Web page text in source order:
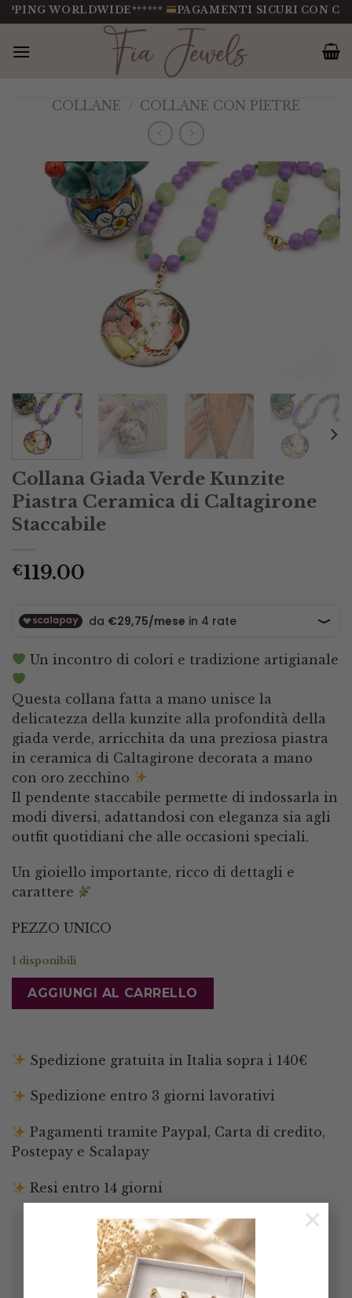
×
Salta
al
contenuto
WORLDWIDE****** PAGAMENTI SICURI CON
COLLANE / COLLANE CON PIETRE
Collana Giada Verde Kunzite
Piastra Ceramica di Caltagirone
Staccabile
€119.00
Un incontro di colori e tradizione artigianale
Questa collana fatta a mano unisce la
delicatezza della kunzite alla profondità della
giada verde, arricchita da una preziosa piastra
in ceramica di Caltagirone decorata a mano
con oro zecchino
Il pendente staccabile permette di indossarla in
modi diversi, adattandosi con eleganza sia agli
outfit quotidiani che alle occasioni speciali.
Un gioiello importante, ricco di dettagli e
carattere
PEZZO UNICO
1 disponibili
AGGIUNGI AL CARRELLO
Spedizione gratuita in Italia sopra i 140€
Spedizione entro 3 giorni lavorativi
Pagamenti tramite Paypal, Carta di credito,
Postepay e Scalapay
Resi entro 14 giorni